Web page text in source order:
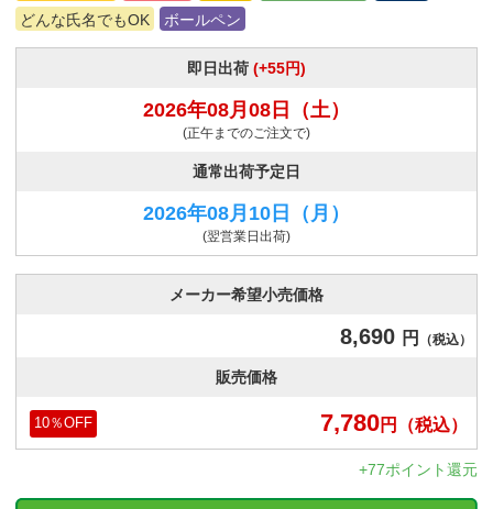
どんな氏名でもOK
ボールペン
即日出荷 (+55円)
2026年08月08日 （土）
(正午までのご注文で)
通常出荷予定日
2026年08月10日 （月）
(翌営業日出荷)
メーカー希望小売価格
8,690 円 （税込）
販売価格
7,780円 （税込）
10％OFF
+77ポイント還元